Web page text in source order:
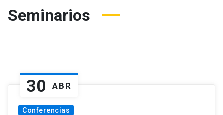
Seminarios
30 ABR
Conferencias